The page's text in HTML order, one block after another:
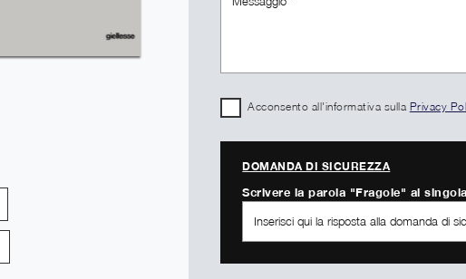
Acconsento all'informativa sulla Privacy
DOMANDA DI SICUREZZA
Scrivere la parola "Fragole" al